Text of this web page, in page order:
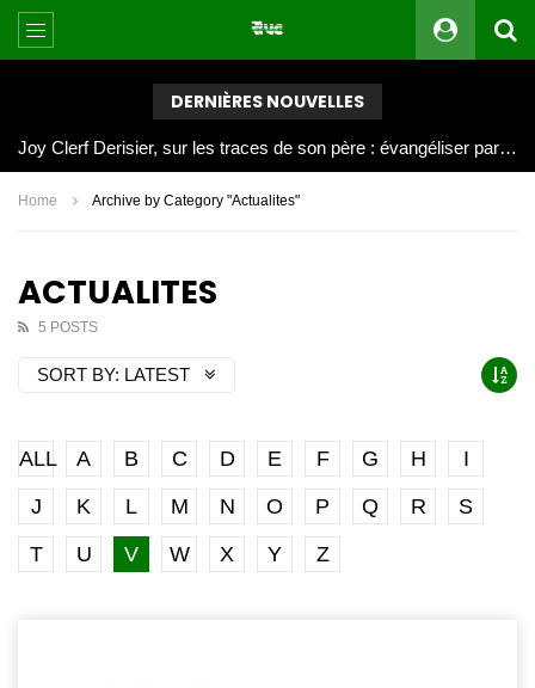
DERNIÈRES NOUVELLES
Joy Clerf Derisier, sur les traces de son père : évangéliser par la musique
Home Archive by Category "Actualites"
ACTUALITES
5 POSTS
SORT BY: LATEST
ALL A B C D E F G H
I
J
K L M N O P Q R
S
T
U V W X Y Z